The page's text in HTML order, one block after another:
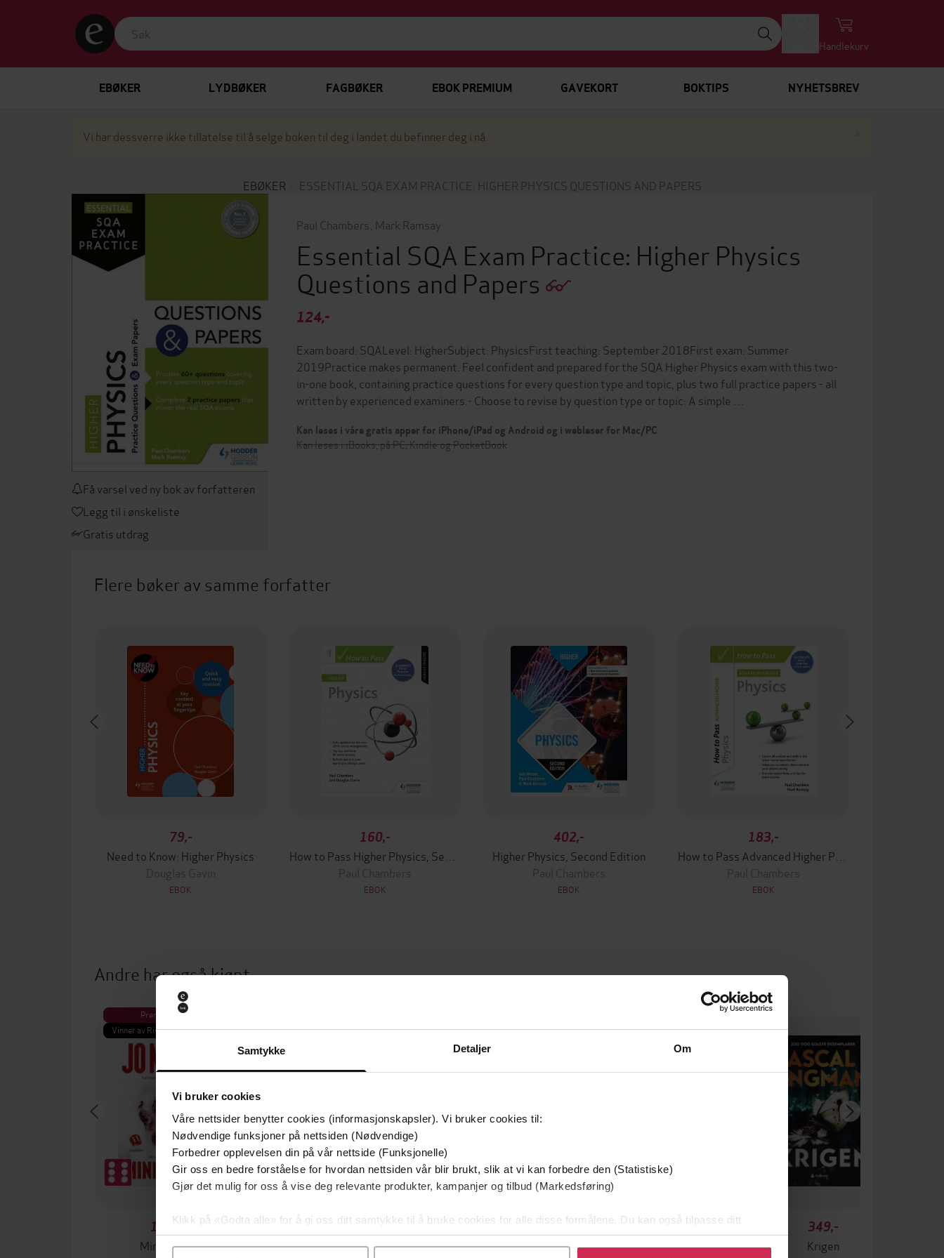
Samtykke Detaljer Om
Vi bruker cookies
Våre nettsider benytter cookies (informasjonskapsler). Vi bruker cookies til:
Nødvendige funksjoner på nettsiden (Nødvendige)
Forbedrer opplevelsen din på vår nettside (Funksjonelle)
Gir oss en bedre forståelse for hvordan nettsiden vår blir brukt, slik at vi kan forbedre den (Statistiske)
Gjør det mulig for oss å vise deg relevante produkter, kampanjer og tilbud (Markedsføring)
Klikk på «Godta alle» for å gi oss ditt samtykke til å bruke cookies for alle disse formålene. Du kan også tilpasse ditt
samtykke til spesifikke formål ved å klikke på «Tilpass». Du kan når som helst trekke tilbake eller endre ditt samtykke.
Handlekurv
EBØKER LYDBØKER FAGBØKER EBOK PREMIUM GAVEKORT BOKTIPS NYHETSBREV
Vi har dessverre ikke tillatelse til å selge boken til deg i landet du befinner deg i nå.
EBØKER ESSENTIAL SQA EXAM PRACTICE: HIGHER PHYSICS QUESTIONS AND PAPERS
Få varsel ved ny bok av forfatteren
Legg til i ønskeliste
Gratis utdrag
Paul Chambers Mark Ramsay
Essential SQA Exam Practice: Higher Physics
Questions and Papers
124,-
Exam board: SQALevel: HigherSubject: PhysicsFirst teaching: September 2018First exam: Summer
2019Practice makes permanent. Feel confident and prepared for the SQA Higher Physics exam with this two-
in-one book, containing practice questions for every question type and topic, plus two full practice papers - all
written by experienced examiners.- Choose to revise by question type or topic: A simple …
Kan leses i våre gratis apper for iPhone/iPad og Android og i webleser for Mac/PC
Kan leses i iBooks, på PC, Kindle og PocketBook
Flere bøker av samme forfatter
79,-
Need to Know: Higher Physics
Douglas Gavin
EBOK
160,-
Paul Chambers
EBOK
402,-
Higher Physics, Second Edition
Paul Chambers
EBOK
183,-
Paul Chambers
EBOK
Andre har også kjøpt
Premium
Vinner av Rivertonprisen
129,-
Minnesota
Første gang på tilbud
129,-
Utskudd
79,-
En lykkelig familie
99,-
Ingen
349,-
Krigen